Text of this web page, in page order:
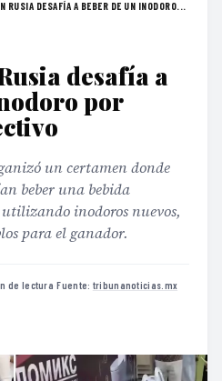
RUSIA DESAFÍA A BEBER DE UN INODORO...
desafía a
por
un certamen donde
beber una bebida
inodoros nuevos,
para el ganador.
de lectura·Fuente: tribunanoticias.mx